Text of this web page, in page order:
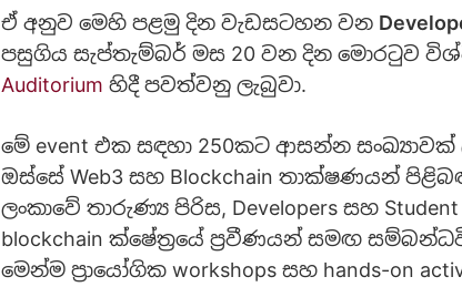
ඒ අනුව මෙ​හි පළමු දින වැඩසටහන වන
පසුගිය සැප්තැම්බර් මස 20 වන දින මොරටුව
Auditorium හිදී පවත්වනු ලැබුවා.
මේ event එක සඳහා 250ක​ට ආසන්න
ඔස්සේ Web3 සහ Blockchain තාක්ෂණයන්
ලංකාවේ තාරුණ්‍ය පිරිස, Developers සහ
blockchain ක්ෂේත්‍රයේ ප්‍රවීණයන් සමඟ
මෙන්ම ප්‍රායෝගික workshops සහ hands-on